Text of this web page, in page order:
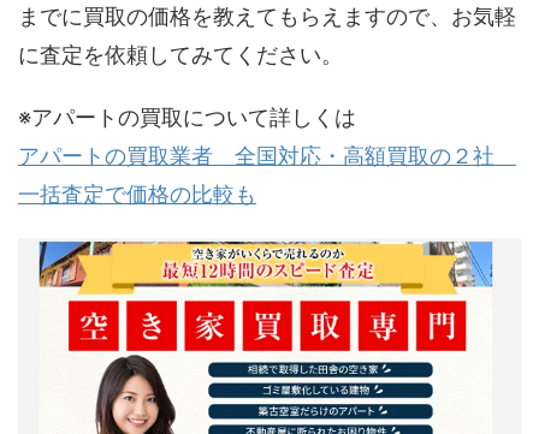
までに買取の価格を教えてもらえますので、お気軽
に査定を依頼してみてください。
※アパートの買取について詳しくは
アパートの買取業者 全国対応・高額買取の２社
一括査定で価格の比較も